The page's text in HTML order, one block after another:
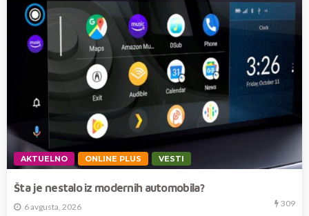
AKTUELNO ONLINE PLUS VESTI
Šta je nestalo iz modernih automobila?
6 avgusta, 2026 309